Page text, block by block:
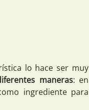
lo hace ser muy
maneras: en
ingrediente para